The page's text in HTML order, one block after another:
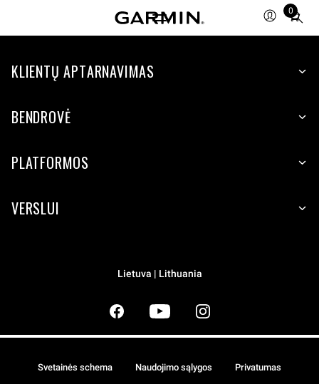
0
Total
items
cart:
KLIENTŲ APTARNAVIMAS
BENDROVĖ
PLATFORMOS
VERSLUI
Lietuva | Lithuania
Svetainės schema Naudojimo sąlygos Privatumas